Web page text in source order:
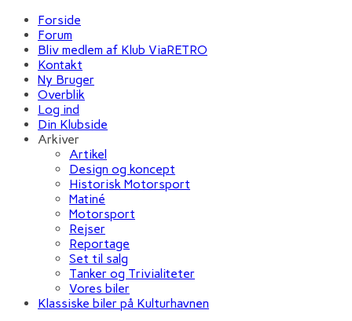
Forside
Forum
Bliv medlem af Klub ViaRETRO
Kontakt
Ny Bruger
Overblik
Log ind
Din Klubside
Arkiver
Artikel
Design og koncept
Historisk Motorsport
Matiné
Motorsport
Rejser
Reportage
Set til salg
Tanker og Trivialiteter
Vores biler
Klassiske biler på Kulturhavnen